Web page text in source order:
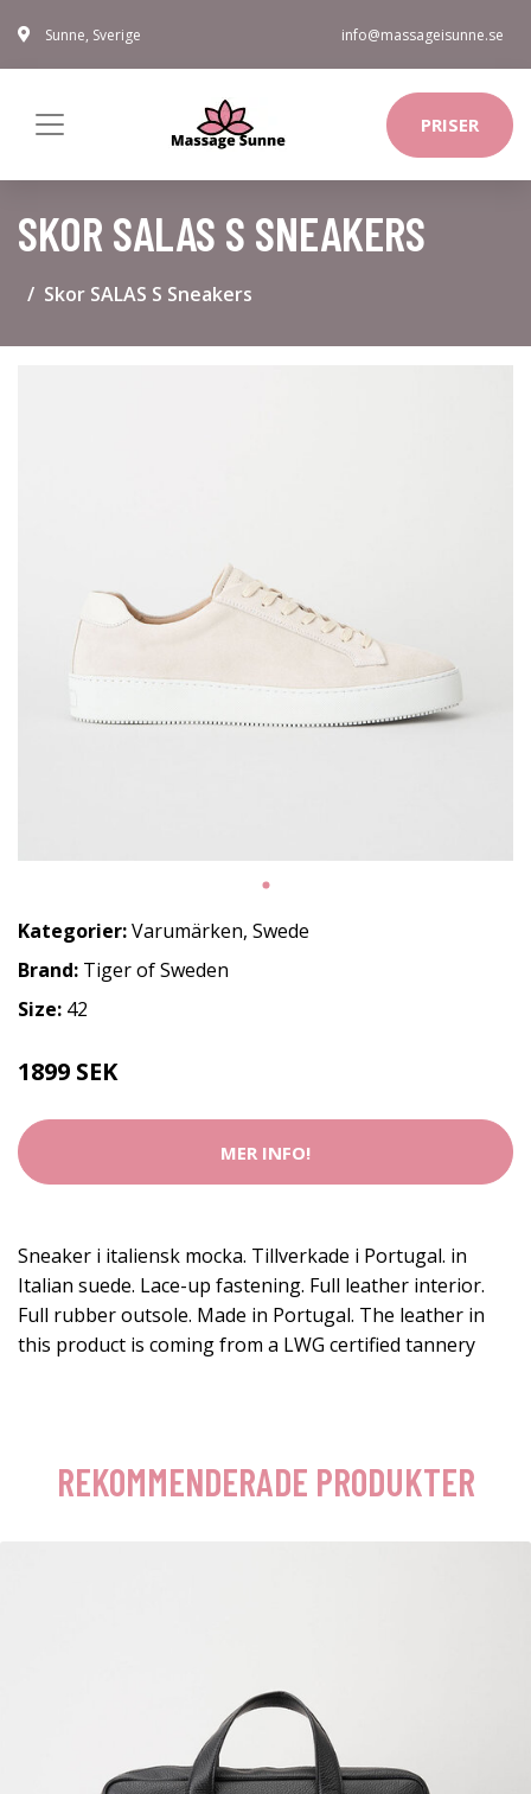
Sunne, Sverige info@massageisunne.se
PRISER
SKOR SALAS S SNEAKERS
Skor SALAS S Sneakers
Kategorier:Varumärken, Swede
Brand: Tiger of Sweden
Size: 42
1899 SEK
MER INFO!
Sneaker i italiensk mocka. Tillverkade i Portugal. in
Italian suede. Lace-up fastening. Full leather interior.
Full rubber outsole. Made in Portugal. The leather in
this product is coming from a LWG certified tannery
REKOMMENDERADE PRODUKTER